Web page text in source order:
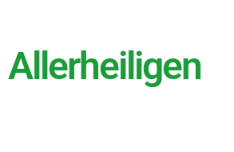
Allerheiligen